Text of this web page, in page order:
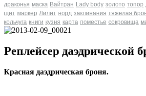
драконья маска Вайтран Lady body золото топор
щит маркер Лилит норд заклинания тяжелая
кольчуга книги кузня карта поместье сокровища
Реплейсер даэдрической
Красная даэдрическая броня.